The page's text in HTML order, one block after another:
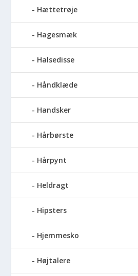
Hættetrøje
Hagesmæk
Halsedisse
Håndklæde
Handsker
Hårbørste
Hårpynt
Heldragt
Hipsters
Hjemmesko
Højtalere